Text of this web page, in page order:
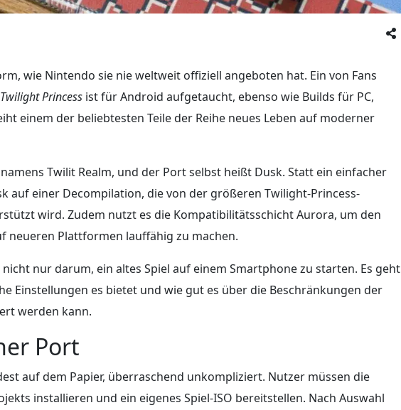
wie Nintendo sie nie weltweit offiziell angeboten hat. Ein von Fans
Princess ist für Android aufgetaucht, ebenso wie Builds für PC,
einem der beliebtesten Teile der Reihe neues Leben auf moderner
Twilit Realm, und der Port selbst heißt Dusk. Statt ein einfacher
auf einer Decompilation, die von der größeren Twilight-Princess-
wird. Zudem nutzt es die Kompatibilitätsschicht Aurora, um den
neueren Plattformen lauffähig zu machen.
nur darum, ein altes Spiel auf einem Smartphone zu starten. Es geht
Einstellungen es bietet und wie gut es über die Beschränkungen der
werden kann.
Port
auf dem Papier, überraschend unkompliziert. Nutzer müssen die
installieren und ein eigenes Spiel-ISO bereitstellen. Nach Auswahl